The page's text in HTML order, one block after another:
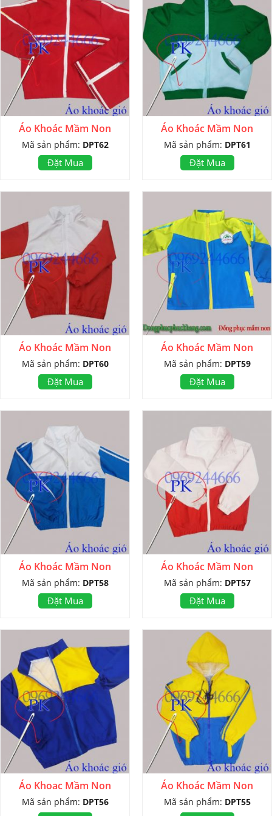
Áo Khoác Mầm Non
Mã sản phẩm: DPT62
Đặt Mua
Áo Khoác Mầm Non
Mã sản phẩm: DPT61
Đặt Mua
Áo Khoác Mầm Non
Mã sản phẩm: DPT60
Đặt Mua
Áo Khoác Mầm Non
Mã sản phẩm: DPT59
Đặt Mua
Áo Khoác Mầm Non
Mã sản phẩm: DPT58
Đặt Mua
Áo Khoác Mầm Non
Mã sản phẩm: DPT57
Đặt Mua
Áo Khoac Mầm Non
Mã sản phẩm: DPT56
Áo Khoác Mầm Non
Mã sản phẩm: DPT55